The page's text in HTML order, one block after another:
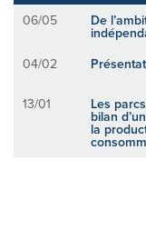
06/05
De
04/02
13/01 Les
bilan
la